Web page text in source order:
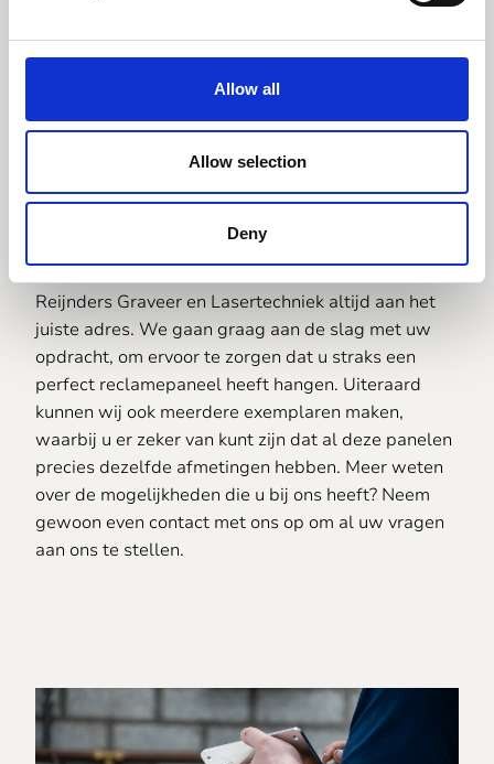
Allow all
Allow selection
Deny
Laat ons uw
reclamepaneel
maken
Reijnders Graveer en Lasertechniek altijd aan het
juiste adres. We gaan graag aan de slag met uw
opdracht, om ervoor te zorgen dat u straks een
perfect reclamepaneel heeft hangen. Uiteraard
kunnen wij ook meerdere exemplaren maken,
waarbij u er zeker van kunt zijn dat al deze panelen
precies dezelfde afmetingen hebben. Meer weten
over de mogelijkheden die u bij ons heeft? Neem
gewoon even contact met ons op om al uw vragen
aan ons te stellen.